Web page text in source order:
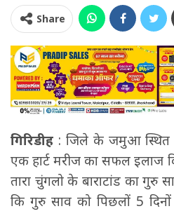
Share
गिरिडीह : जिले के जमुआ स्थित
एक हार्ट मरीज का सफल इलाज
तारा चुंगलो के बाराटांड का गुरु
कि गुरु साव को पिछलों 5 दिनों